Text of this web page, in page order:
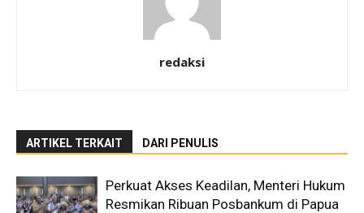
redaksi
ARTIKEL TERKAIT DARI PENULIS
Perkuat Akses Keadilan, Menteri Hukum
Resmikan Ribuan Posbankum di Papua